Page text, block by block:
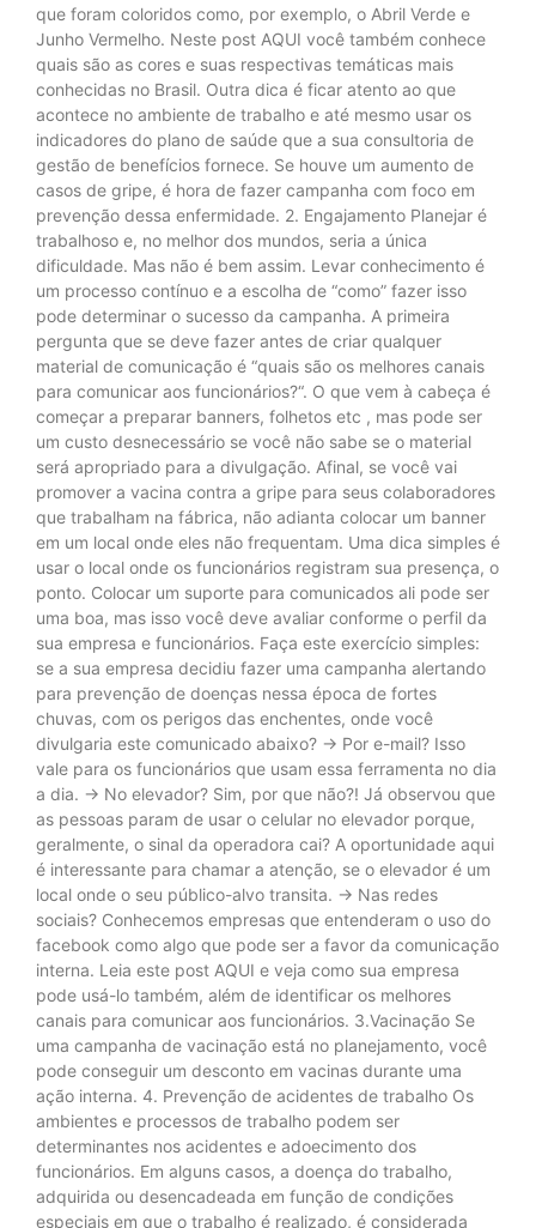
que foram coloridos como, por exemplo, o Abril Verde e
Junho Vermelho. Neste post AQUI você também conhece
quais são as cores e suas respectivas temáticas mais
conhecidas no Brasil. Outra dica é ficar atento ao que
acontece no ambiente de trabalho e até mesmo usar os
indicadores do plano de saúde que a sua consultoria de
gestão de benefícios fornece. Se houve um aumento de
casos de gripe, é hora de fazer campanha com foco em
prevenção dessa enfermidade. 2. Engajamento Planejar é
trabalhoso e, no melhor dos mundos, seria a única
dificuldade. Mas não é bem assim. Levar conhecimento é
um processo contínuo e a escolha de “como” fazer isso
pode determinar o sucesso da campanha. A primeira
pergunta que se deve fazer antes de criar qualquer
material de comunicação é “quais são os melhores canais
para comunicar aos funcionários?“. O que vem à cabeça é
começar a preparar banners, folhetos etc , mas pode ser
um custo desnecessário se você não sabe se o material
será apropriado para a divulgação. Afinal, se você vai
promover a vacina contra a gripe para seus colaboradores
que trabalham na fábrica, não adianta colocar um banner
em um local onde eles não frequentam. Uma dica simples é
usar o local onde os funcionários registram sua presença, o
ponto. Colocar um suporte para comunicados ali pode ser
uma boa, mas isso você deve avaliar conforme o perfil da
sua empresa e funcionários. Faça este exercício simples:
se a sua empresa decidiu fazer uma campanha alertando
para prevenção de doenças nessa época de fortes
chuvas, com os perigos das enchentes, onde você
divulgaria este comunicado abaixo? -> Por e-mail? Isso
vale para os funcionários que usam essa ferramenta no dia
a dia. -> No elevador? Sim, por que não?! Já observou que
as pessoas param de usar o celular no elevador porque,
geralmente, o sinal da operadora cai? A oportunidade aqui
é interessante para chamar a atenção, se o elevador é um
local onde o seu público-alvo transita. -> Nas redes
sociais? Conhecemos empresas que entenderam o uso do
facebook como algo que pode ser a favor da comunicação
interna. Leia este post AQUI e veja como sua empresa
pode usá-lo também, além de identificar os melhores
canais para comunicar aos funcionários. 3.Vacinação Se
uma campanha de vacinação está no planejamento, você
pode conseguir um desconto em vacinas durante uma
ação interna. 4. Prevenção de acidentes de trabalho Os
ambientes e processos de trabalho podem ser
determinantes nos acidentes e adoecimento dos
funcionários. Em alguns casos, a doença do trabalho,
adquirida ou desencadeada em função de condições
especiais em que o trabalho é realizado, é considerada